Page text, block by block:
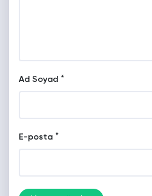
Ad Soyad *
E-posta *